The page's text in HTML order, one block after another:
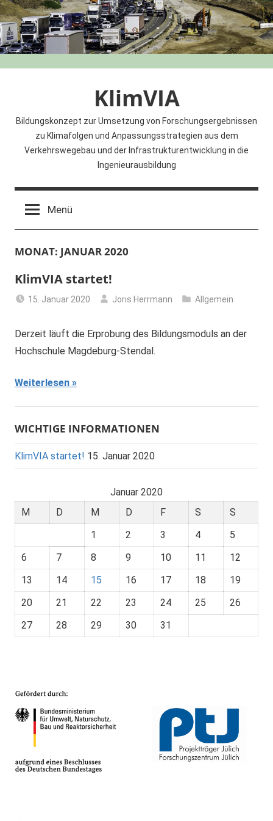
Zum
Inhalt
springen
KlimVIA
Bildungskonzept zur Umsetzung von Forschungsergebnissen
zu Klimafolgen und Anpassungsstrategien aus dem
Verkehrswegebau und der Infrastrukturentwicklung in die
Ingenieurausbildung
Menü
MONAT: JANUAR 2020
KlimVIA startet!
15. Januar 2020 Joris Herrmann Allgemein
Derzeit läuft die Erprobung des Bildungsmoduls an der
Hochschule Magdeburg-Stendal.
Weiterlesen
WICHTIGE INFORMATIONEN
KlimVIA startet! 15. Januar 2020
Januar 2020
M
D M D F S
S
1
2 3 4
5
6
7 8 9 10 11
12
13
14 15 16 17 18
19
20
21 22 23 24 25
26
27
28 29 30 31